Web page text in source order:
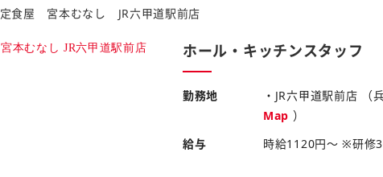
定食屋 宮本むなし JR六甲道駅前店
ホール・キッチンスタッフ
勤務地 ・JR六甲道駅前店
Map ）
給与
時給1120円～ ※研修